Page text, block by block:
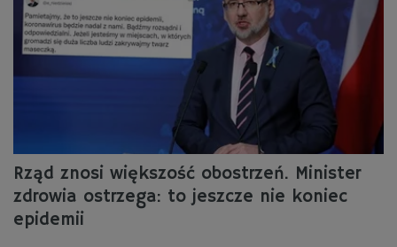
Rząd znosi większość obostrzeń. Minister
zdrowia ostrzega: to jeszcze nie koniec
epidemii